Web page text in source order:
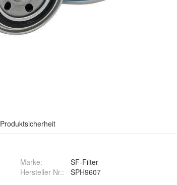
Produktsicherheit
Marke:
SF-Filter
Hersteller Nr.:
SPH9607